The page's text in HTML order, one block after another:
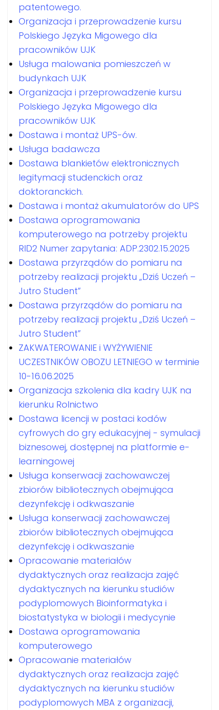
patentowego.
Organizacja i przeprowadzenie kursu
Polskiego Języka Migowego dla
pracowników UJK
Usługa malowania pomieszczeń w
budynkach UJK
Organizacja i przeprowadzenie kursu
Polskiego Języka Migowego dla
pracowników UJK
Dostawa i montaż UPS-ów.
Usługa badawcza
Dostawa blankietów elektronicznych
legitymacji studenckich oraz
doktoranckich.
Dostawa i montaż akumulatorów do UPS
Dostawa oprogramowania
komputerowego na potrzeby projektu
RID2 Numer zapytania: ADP.2302.15.2025
Dostawa przyrządów do pomiaru na
potrzeby realizacji projektu „Dziś Uczeń –
Jutro Student”
Dostawa przyrządów do pomiaru na
potrzeby realizacji projektu „Dziś Uczeń –
Jutro Student”
ZAKWATEROWANIE i WYŻYWIENIE
UCZESTNIKÓW OBOZU LETNIEGO w terminie
10-16.06.2025
Organizacja szkolenia dla kadry UJK na
kierunku Rolnictwo
Dostawa licencji w postaci kodów
cyfrowych do gry edukacyjnej - symulacji
biznesowej, dostępnej na platformie e-
learningowej
Usługa konserwacji zachowawczej
zbiorów bibliotecznych obejmująca
dezynfekcję i odkwaszanie
Usługa konserwacji zachowawczej
zbiorów bibliotecznych obejmująca
dezynfekcję i odkwaszanie
Opracowanie materiałów
dydaktycznych oraz realizacja zajęć
dydaktycznych na kierunku studiów
podyplomowych Bioinformatyka i
biostatystyka w biologii i medycynie
Dostawa oprogramowania
komputerowego
Opracowanie materiałów
dydaktycznych oraz realizacja zajęć
dydaktycznych na kierunku studiów
podyplomowych MBA z organizacji,